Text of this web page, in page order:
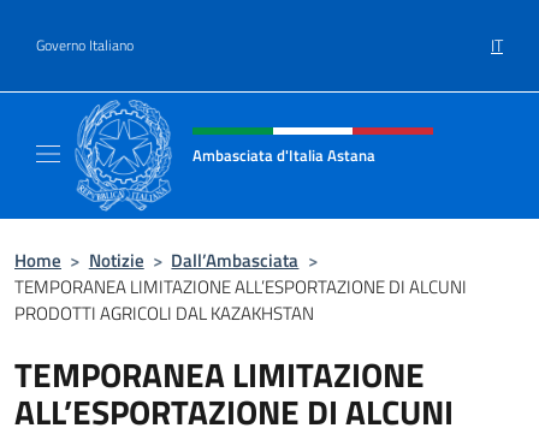
Governo Italiano IT
Intestazione sito, social e menù
Ambasciata d'Italia Astana
Home > Notizie > Dall’Ambasciata >
TEMPORANEA LIMITAZIONE ALL’ESPORTAZIONE DI ALCUNI
PRODOTTI AGRICOLI DAL KAZAKHSTAN
TEMPORANEA LIMITAZIONE
ALL’ESPORTAZIONE DI ALCUNI